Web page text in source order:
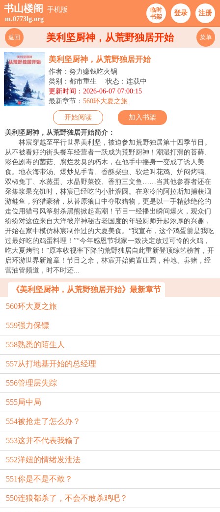
书山楼阁
手机版
m.0773lg.org
临时
书架
登录 注册
美利坚厨神，从荒野独居开始
返回 菜单
美利坚厨神，从荒野独居开始
作者：努力赚钱吃火锅
类别：都市重生
状态：连载中
更新时间：2026-06-07 07:00:15
最新章节： 560环大夏之旅
开始阅读 加入书架
美利坚厨神，从荒野独居开始简介：
林宸穿越至平行世界美利坚，被迫参加荒野独居第十四季节目。
从不被看好的街头餐车经营者一跃成为荒野厨神！潮湿打滑的苔藓、
彩色剧毒的菌菇、腐烂发臭的朽木，在他手中摇身一变成了诱人美
食。地衣海带汤、爆炒见手青、香酥柴虫、软烂叫花鸡、炉闷烤鸭、
双椒兔丁、水蒸蛋、水晶野菜饺、香煎三文鱼……当其他参赛者还在
采集浆果充饥时，林宸已经吃的小肚溜圆。在寒冷的阿拉斯加捕获洄
游鲑鱼，狩猎豪猪，从苔原狼口中夺取猎物，更是以一手精妙绝伦的
走位用猎弓风筝射杀黑熊掀起高潮！节目一经播出瞬间爆火，观众们
纷纷对这位来自大洋彼岸神秘古老国度的年轻厨师升起浓厚的兴趣，
开始在家中模仿林宸制作过的大夏美食。“我宣布，这个鸡蛋羹是我吃
过最好吃的鸡蛋料理！”“今年感恩节我家一致决定放过可怜的火鸡，
吃大夏烤鸭！”原本收视率下降的荒野独居自此重新登顶综艺榜首，开
启环游世界新篇章！节目之余，林宸开始购置庄园，种地、养猪，经
营油管频道，时不时还...
《美利坚厨神，从荒野独居开始》最新章节
560环大夏之旅
559强力保镖
558熟悉的陌生人
557从打地基开始的总经理
556管理层失踪
555局中局
554被抢走了怎么办？
553这并不代表我输了
552洋妞的情绪发泄法
551你是不是不敢？
550连狼都杀了，不会不敢杀鸡吧？